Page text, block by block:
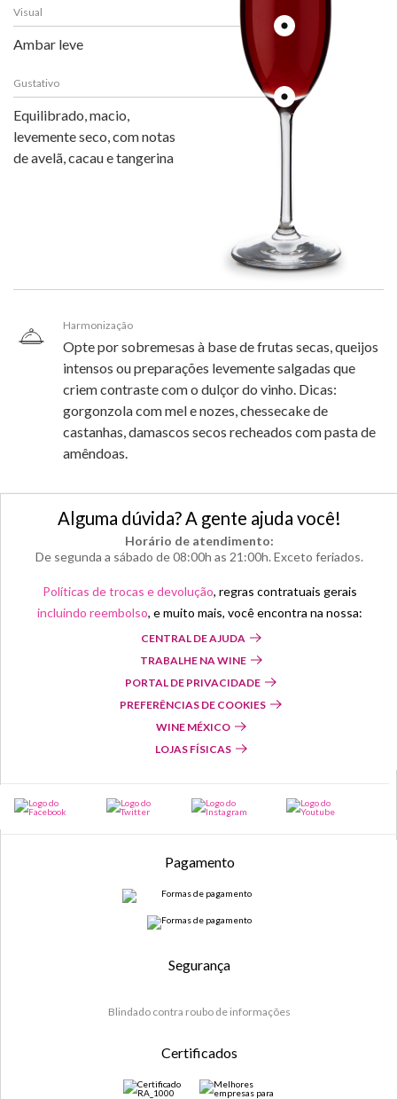
Visual
Ambar leve
Gustativo
Equilibrado, macio,
levemente seco, com notas
de avelã, cacau e tangerina
Harmonização
Opte por sobremesas à base de frutas secas, queijos
intensos ou preparações levemente salgadas que
criem contraste com o dulçor do vinho. Dicas:
gorgonzola com mel e nozes, chessecake de
castanhas, damascos secos recheados com pasta de
amêndoas.
Alguma dúvida? A gente ajuda você!
Horário de atendimento:
De segunda a sábado de 08:00h as 21:00h. Exceto feriados.
Políticas de trocas e devolução, regras contratuais gerais
incluindo reembolso, e muito mais, você encontra na nossa:
CENTRAL DE AJUDA
TRABALHE NA WINE
PORTAL DE PRIVACIDADE
PREFERÊNCIAS DE COOKIES
WINE MÉXICO
LOJAS FÍSICAS
Pagamento
Segurança
Blindado contra roubo de informações
Certificados